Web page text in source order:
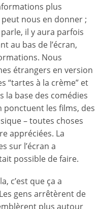
plus
nous en donner ;
il y aura parfois
au bas de l’écran,
Nous
étrangers en version
“tartes à la crème” et
la base des comédies
ponctuent les films, des
– toutes choses
appréciées. La
sur l’écran a
possible de faire.
c’est que ça a
gens arrêtèrent de
plus autour